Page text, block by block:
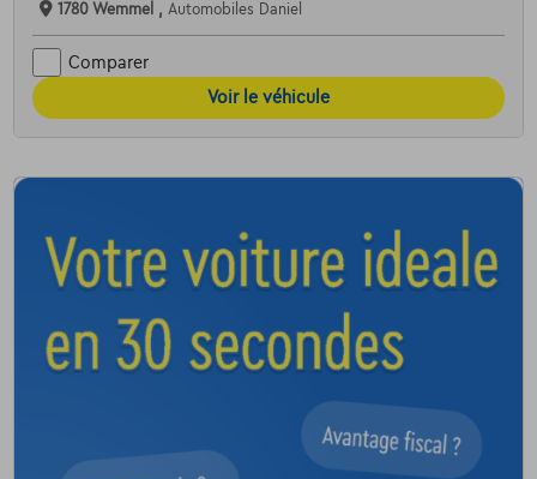
1780 Wemmel , Automobiles Daniel
Comparer
Voir le véhicule